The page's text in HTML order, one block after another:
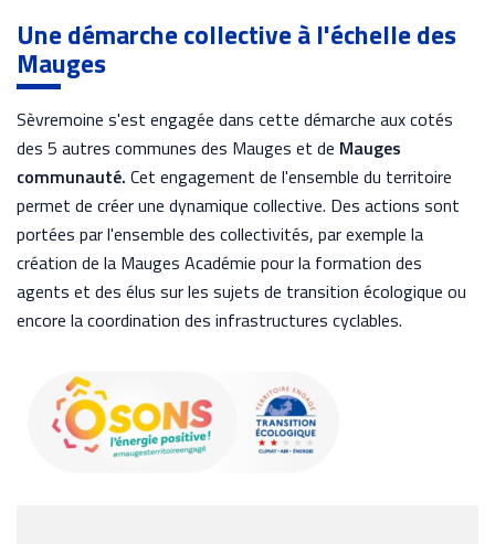
Une démarche collective à l'échelle des
Mauges
Sèvremoine s'est engagée dans cette démarche aux cotés
des 5 autres communes des Mauges et de Mauges
communauté. Cet engagement de l'ensemble du territoire
permet de créer une dynamique collective. Des actions sont
portées par l'ensemble des collectivités, par exemple la
création de la Mauges Académie pour la formation des
agents et des élus sur les sujets de transition écologique ou
encore la coordination des infrastructures cyclables.